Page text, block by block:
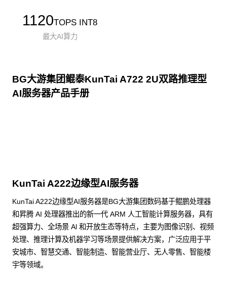
1120TOPS INT8
最大AI算力
BG大游集团鲲泰KunTai A722 2U双路推理型
AI服务器产品手册
KunTai A222边缘型AI服务器
KunTai A222边缘型AI服务器是BG大游集团数码基于鲲鹏处理器
和昇腾 AI 处理器推出的新一代 ARM 人工智能计算服务器，具有
超强算力、全场景 Al 和开放生态等特点，主要为图像识别、视频
处理、推理计算及机器学习等场景提供解决方案，广泛应用于平
安城市、智慧交通、智能制造、智能营业厅、无人零售、智能楼
宇等领域。